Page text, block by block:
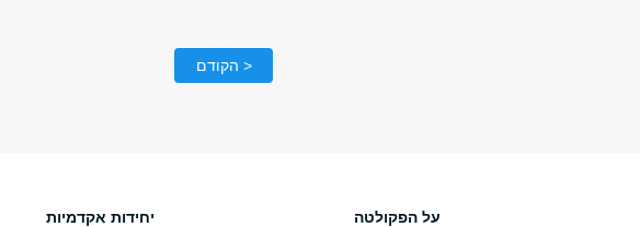
< הקודם
על הפקולטה
יחידות אקדמיות